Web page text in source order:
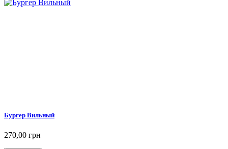
Бургер Вильный
270,00 грн